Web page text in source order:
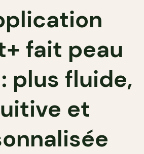
fait peau
plus fluide,
et